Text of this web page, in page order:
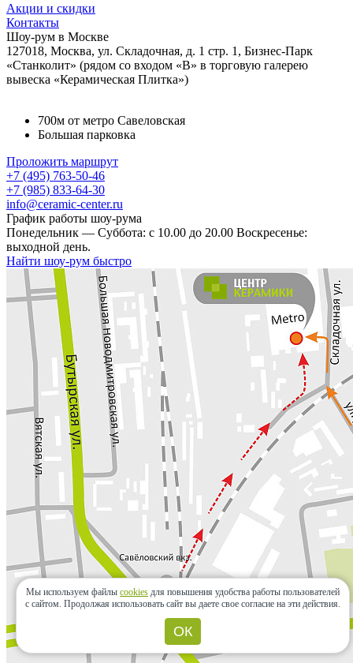
Акции и скидки
Контакты
Шоу-рум в Москве
127018, Москва, ул. Складочная, д. 1 стр. 1, Бизнес-Парк
«Станколит» (рядом со входом «B» в торговую галерею
вывеска «Керамическая Плитка»)
700м от метро Савеловская
Большая парковка
Проложить маршрут
+7 (495) 763-50-46
+7 (985) 833-64-30
info@ceramic-center.ru
График работы шоу-рума
Понедельник — Суббота: с 10.00 до 20.00 Воскресенье:
выходной день.
Найти шоу-рум быстро
Мы используем файлы cookies для повышения удобства работы пользователей
с сайтом. Продолжая использовать сайт вы даете свое согласие на эти действия.
ОК